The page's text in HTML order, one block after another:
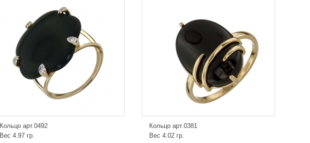
Кольцо арт.0492
Вес 4.97 гр.
Кольцо арт.0381
Вес 4.02 гр.